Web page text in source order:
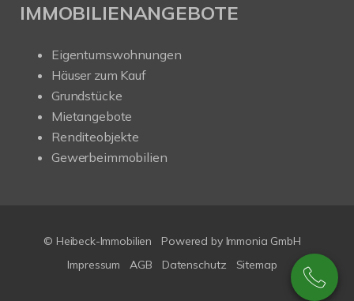
IMMOBILIENANGEBOTE
Eigentumswohnungen
Häuser zum Kauf
Grundstücke
Mietangebote
Renditeobjekte
Gewerbeimmobilien
© Heibeck-Immobilien
Powered by Immonia GmbH
Impressum
AGB Datenschutz Sitemap